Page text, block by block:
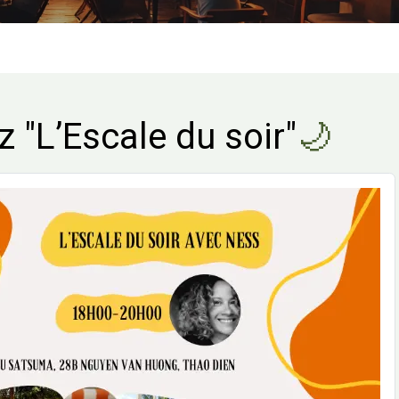
"L’Escale du soir"🌙​